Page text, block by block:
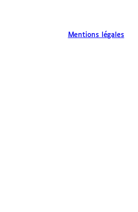
Mentions légales